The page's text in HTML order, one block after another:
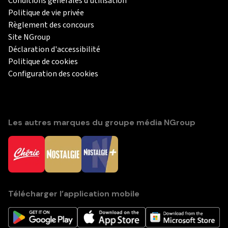
Politique de vie privée
Règlement des concours
Site NGroup
Déclaration d'accessibilité
Politique de cookies
Configuration des cookies
Les autres marques du groupe média NGroup
Télécharger l’application mobile